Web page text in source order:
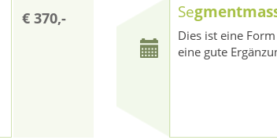
€ 370,- Se
Dies ist eine
eine gute